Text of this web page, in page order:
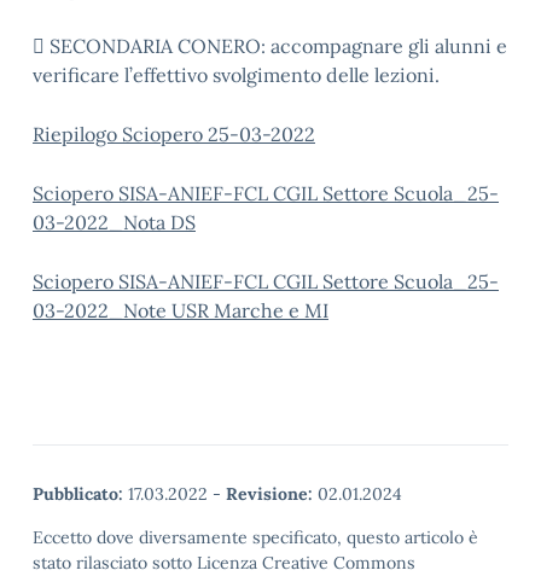
 SECONDARIA CONERO: accompagnare gli alunni e
verificare l’effettivo svolgimento delle lezioni.
Riepilogo Sciopero 25-03-2022
Sciopero SISA-ANIEF-FCL CGIL Settore Scuola_25-
03-2022_Nota DS
Sciopero SISA-ANIEF-FCL CGIL Settore Scuola_25-
03-2022_Note USR Marche e MI
Pubblicato: 17.03.2022 - Revisione: 02.01.2024
Eccetto dove diversamente specificato, questo articolo è
stato rilasciato sotto Licenza Creative Commons